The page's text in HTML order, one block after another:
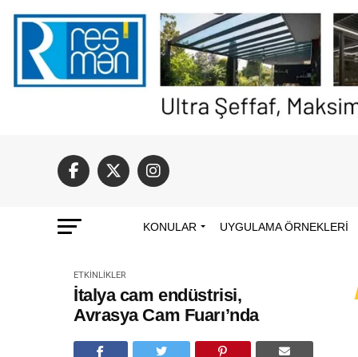
KONULAR UYGULAMA ÖRNEKLERI
ETKINLIKLER
İtalya cam endüstrisi,
Avrasya Cam Fuarı’nda